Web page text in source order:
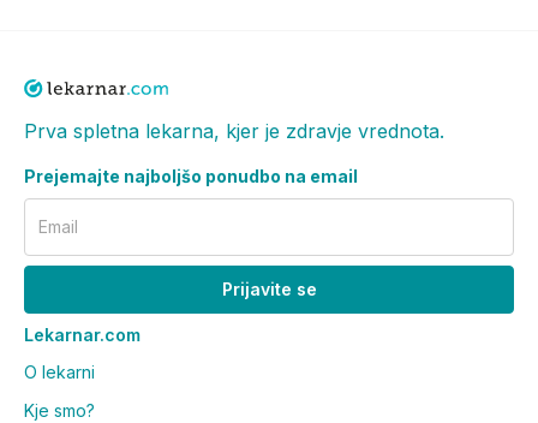
Prva spletna lekarna, kjer je zdravje vrednota.
Prejemajte najboljšo ponudbo na email
Email
Prijavite se
Lekarnar.com
O lekarni
Kje smo?